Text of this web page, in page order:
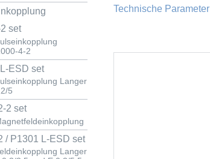
set
4-2
ESD set
Langer
5
2 set
/ P1301 L-ESD set
Langer
Technische Parameter